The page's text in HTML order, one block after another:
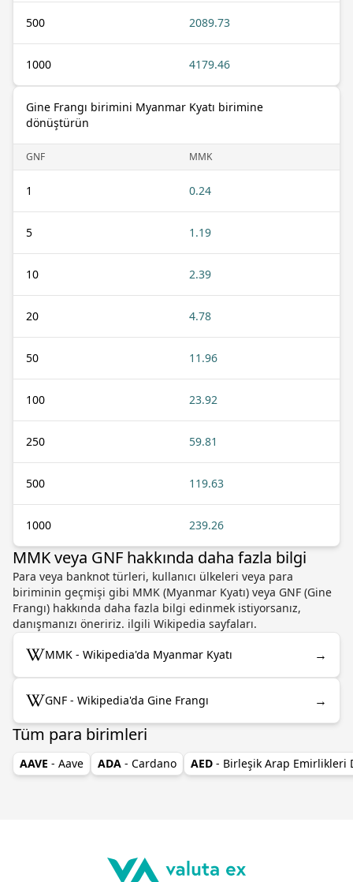
500 2089.73
1000 4179.46
Gine Frangı birimini Myanmar Kyatı birimine
dönüştürün
GNF MMK
1 0.24
5 1.19
10 2.39
20 4.78
50 11.96
100 23.92
250 59.81
500 119.63
1000 239.26
MMK veya GNF hakkında daha fazla bilgi
Para veya banknot türleri, kullanıcı ülkeleri veya para
biriminin geçmişi gibi MMK (Myanmar Kyatı) veya GNF (Gine
Frangı) hakkında daha fazla bilgi edinmek istiyorsanız,
danışmanızı öneririz. ilgili Wikipedia sayfaları.
MMK - Wikipedia'da Myanmar Kyatı →
GNF - Wikipedia'da Gine Frangı →
Tüm para birimleri
AAVE - Aave ADA - Cardano AED - Birleşik Arap Emirlikleri